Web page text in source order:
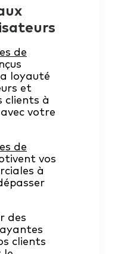
de
loyauté
et
clients à
votre
de
vos
à
des
clients